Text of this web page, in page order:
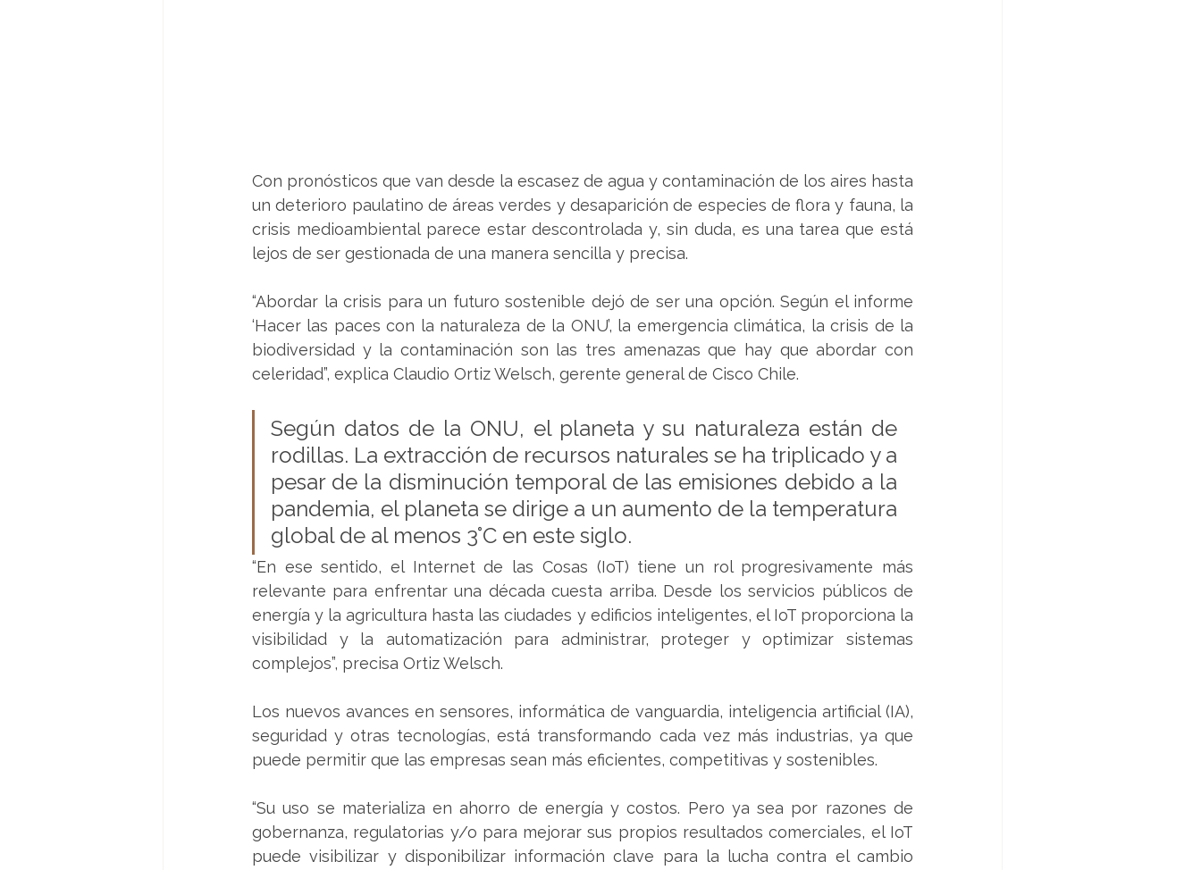
Con pronósticos que van desde la escasez de agua y contaminación de los aires hasta
un deterioro paulatino de áreas verdes y desaparición de especies de flora y fauna, la
crisis medioambiental parece estar descontrolada y, sin duda, es una tarea que está
lejos de ser gestionada de una manera sencilla y precisa.
“Abordar la crisis para un futuro sostenible dejó de ser una opción. Según el informe
‘Hacer las paces con la naturaleza de la ONU’, la emergencia climática, la crisis de la
biodiversidad y la contaminación son las tres amenazas que hay que abordar con
celeridad”, explica Claudio Ortiz Welsch, gerente general de Cisco Chile.
Según datos de la ONU, el planeta y su naturaleza están de
rodillas. La extracción de recursos naturales se ha triplicado y a
pesar de la disminución temporal de las emisiones debido a la
pandemia, el planeta se dirige a un aumento de la temperatura
global de al menos 3°C en este siglo.
“En ese sentido, el Internet de las Cosas (IoT) tiene un rol progresivamente más
relevante para enfrentar una década cuesta arriba. Desde los servicios públicos de
energía y la agricultura hasta las ciudades y edificios inteligentes, el IoT proporciona la
visibilidad y la automatización para administrar, proteger y optimizar sistemas
complejos”, precisa Ortiz Welsch.
Los nuevos avances en sensores, informática de vanguardia, inteligencia artificial (IA),
seguridad y otras tecnologías, está transformando cada vez más industrias, ya que
puede permitir que las empresas sean más eficientes, competitivas y sostenibles.
“Su uso se materializa en ahorro de energía y costos. Pero ya sea por razones de
gobernanza, regulatorias y/o para mejorar sus propios resultados comerciales, el IoT
puede visibilizar y disponibilizar información clave para la lucha contra el cambio